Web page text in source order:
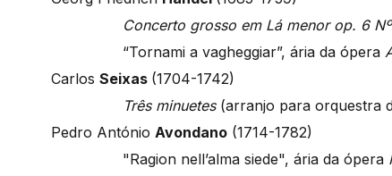
Concerto grosso em Lá menor op. 6
“Tornami a vagheggiar”, ária da ópera
Carlos Seixas (1704-1742)
Três minuetes(arranjo para orquestra
Pedro António Avondano (1714-1782)
"Ragion nell’alma siede", ária da ópera